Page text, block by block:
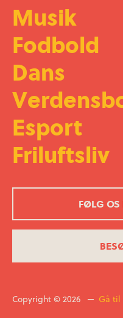
Musik
Fodbold
Dans
Esport
Friluftsliv
FØLG OS
Copyright © 2026 ─ Gå til